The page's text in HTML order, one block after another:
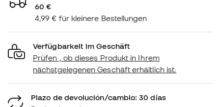
60 €
4,99 € für kleinere Bestellungen
Verfügbarkeit im Geschäft
Prüfen , ob dieses Produkt in Ihrem
nächstgelegenen Geschäft erhältlich ist.
Plazo de devolución/cambio: 30 días